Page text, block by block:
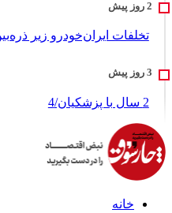
تخلفات ایران‌خودرو زیر
2 سال با پزشکیان/4
خانه